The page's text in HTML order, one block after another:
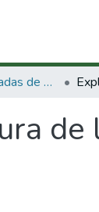
Publicaciones seriadas de Minciencias